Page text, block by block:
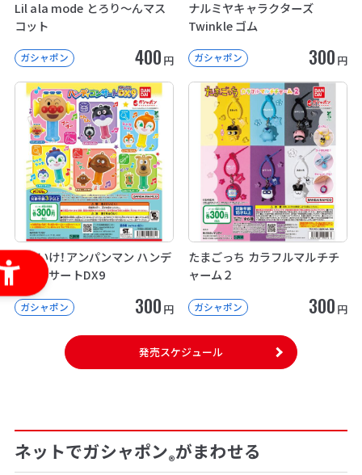
Lil ala mode とろり～んマス
コット
ガシャポン 400 円
ナルミヤキャラクターズ
Twinkle ゴム
ガシャポン 300 円
それいけ！アンパンマン ハンデ
ィコンサートDX9
ガシャポン 300 円
たまごっち カラフルマルチチ
ャーム２
ガシャポン 300 円
発売スケジュール
ネットでガシャポン®がまわせる